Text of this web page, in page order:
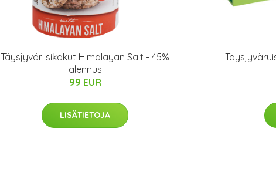
Täysjyväriisikakut Himalayan Salt - 45%
alennus
99 EUR
LISÄTIETOJA